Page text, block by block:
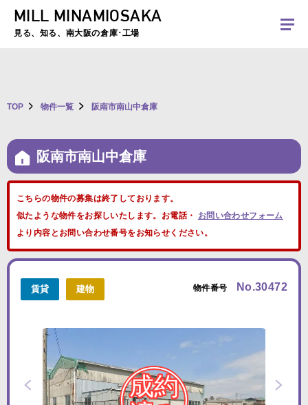
夏季休暇のお知らせ：2026年8月8日(土)～8月16日(日)まで休業とさせていた
MILL MINAMIOSAKA
見る、知る、南大阪の倉庫･工場
TOP 物件一覧 阪南市南山中倉庫
阪南市南山中倉庫
こちらの物件の募集は終了しております。
似たような物件をお探しいたします。お電話・ お問い合わせフォーム
より内容とお問い合わせ番号をお知らせください。
賃貸 建物 物件番号 No.30472